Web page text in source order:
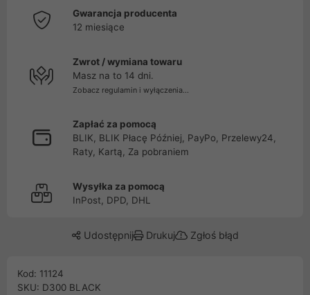
Gwarancja producenta
12 miesiące
Zwrot / wymiana towaru
Masz na to 14 dni.
Zobacz regulamin i wyłączenia...
Zapłać za pomocą
BLIK, BLIK Płacę Później, PayPo, Przelewy24,
Raty, Kartą, Za pobraniem
Wysyłka za pomocą
InPost, DPD, DHL
Udostępnij Drukuj Zgłoś błąd
Kod: 11124
SKU: D300 BLACK